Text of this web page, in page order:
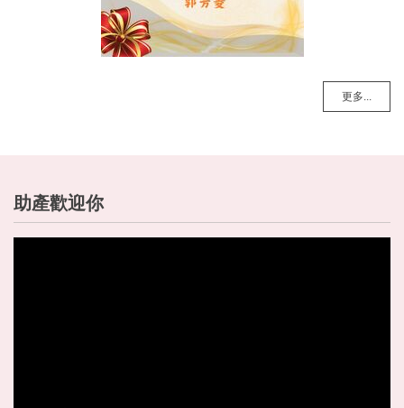
更多...
助產歡迎你